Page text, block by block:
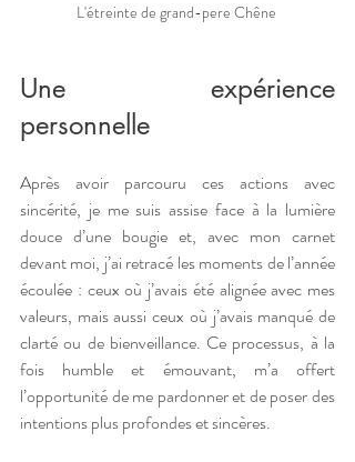
L'étreinte de grand-pere Chêne
Une expérience
personnelle
Après avoir parcouru ces actions avec
sincérité, je me suis assise face à la lumière
douce d’une bougie et, avec mon carnet
devant moi, j’ai retracé les moments de l’année
écoulée : ceux où j’avais été alignée avec mes
valeurs, mais aussi ceux où j’avais manqué de
clarté ou de bienveillance. Ce processus, à la
fois humble et émouvant, m’a offert
l’opportunité de me pardonner et de poser des
intentions plus profondes et sincères.